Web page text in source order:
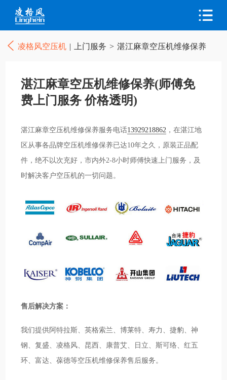
凌格风空压机 | 上门服务 > 湛江麻章空压机维修保养
湛江麻章空压机维修保养(师傅免
费上门服务 价格透明)
湛江麻章空压机维修保养服务电话13929218862 ，在湛江地
区从事各品牌空压机维修保养已达10年之久，原装正品配
件，绝不以次充好，市内外2-8小时师傅快速上门服务，及
时解决客户空压机的一切问题。
售后解决方案：
我们提供阿特拉斯、英格索兰、博莱特、寿力、捷豹、神
钢、复盛、凌格风、昆西、康普艾、日立、斯可络、红五
环、富达、葆德等空压机维修保养售后服务。